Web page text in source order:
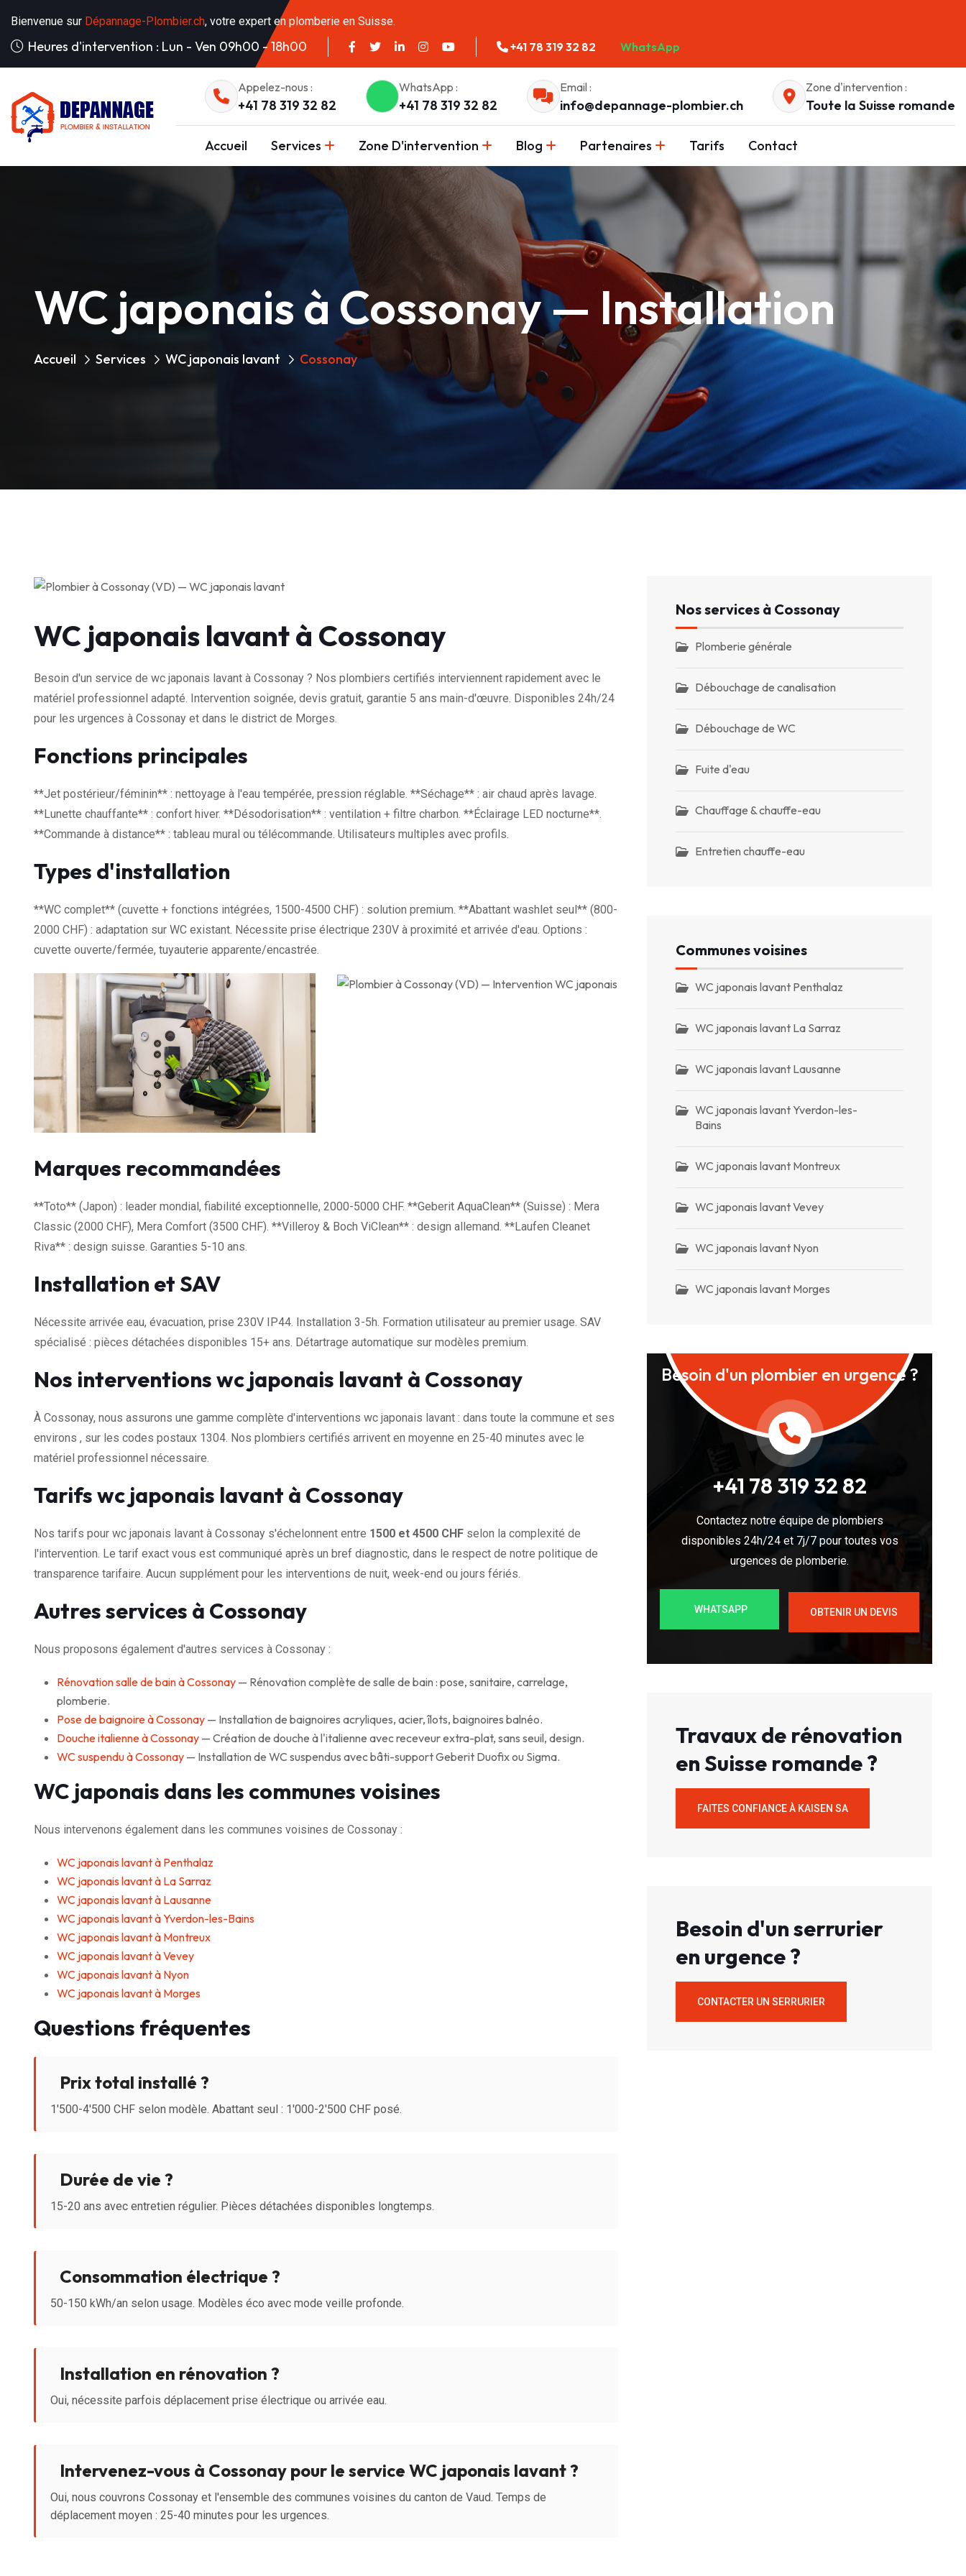
Bienvenue sur Dépannage-Plombier.ch, votre expert en plomberie en Suisse.
Heures d'intervention : Lun - Ven 09h00 - 18h00 +41 78 319 32 82 WhatsApp
Appelez-nous :
+41 78 319 32 82
WhatsApp :
+41 78 319 32 82
Email :
info@depannage-plombier.ch
Zone d'intervention :
Toute la Suisse romande
Accueil Services Zone D'intervention Blog Partenaires Tarifs Contact
WC japonais à Cossonay — Installation
Accueil Services WC japonais lavant Cossonay
WC japonais lavant à Cossonay
Besoin d'un service de wc japonais lavant à Cossonay ? Nos plombiers certifiés interviennent rapidement avec le
matériel professionnel adapté. Intervention soignée, devis gratuit, garantie 5 ans main-d'œuvre. Disponibles 24h/24
pour les urgences à Cossonay et dans le district de Morges.
Fonctions principales
**Jet postérieur/féminin** : nettoyage à l'eau tempérée, pression réglable. **Séchage** : air chaud après lavage.
**Lunette chauffante** : confort hiver. **Désodorisation** : ventilation + filtre charbon. **Éclairage LED nocturne**.
**Commande à distance** : tableau mural ou télécommande. Utilisateurs multiples avec profils.
Types d'installation
**WC complet** (cuvette + fonctions intégrées, 1500-4500 CHF) : solution premium. **Abattant washlet seul** (800-
2000 CHF) : adaptation sur WC existant. Nécessite prise électrique 230V à proximité et arrivée d'eau. Options :
cuvette ouverte/fermée, tuyauterie apparente/encastrée.
Marques recommandées
**Toto** (Japon) : leader mondial, fiabilité exceptionnelle, 2000-5000 CHF. **Geberit AquaClean** (Suisse) : Mera
Classic (2000 CHF), Mera Comfort (3500 CHF). **Villeroy & Boch ViClean** : design allemand. **Laufen Cleanet
Riva** : design suisse. Garanties 5-10 ans.
Installation et SAV
Nécessite arrivée eau, évacuation, prise 230V IP44. Installation 3-5h. Formation utilisateur au premier usage. SAV
spécialisé : pièces détachées disponibles 15+ ans. Détartrage automatique sur modèles premium.
Nos interventions wc japonais lavant à Cossonay
À Cossonay, nous assurons une gamme complète d'interventions wc japonais lavant : dans toute la commune et ses
environs , sur les codes postaux 1304. Nos plombiers certifiés arrivent en moyenne en 25-40 minutes avec le
matériel professionnel nécessaire.
Tarifs wc japonais lavant à Cossonay
Nos tarifs pour wc japonais lavant à Cossonay s'échelonnent entre 1500 et 4500 CHF selon la complexité de
l'intervention. Le tarif exact vous est communiqué après un bref diagnostic, dans le respect de notre politique de
transparence tarifaire. Aucun supplément pour les interventions de nuit, week-end ou jours fériés.
Autres services à Cossonay
Nous proposons également d'autres services à Cossonay :
Rénovation salle de bain à Cossonay — Rénovation complète de salle de bain : pose, sanitaire, carrelage,
plomberie.
Pose de baignoire à Cossonay — Installation de baignoires acryliques, acier, îlots, baignoires balnéo.
Douche italienne à Cossonay — Création de douche à l'italienne avec receveur extra-plat, sans seuil, design.
WC suspendu à Cossonay — Installation de WC suspendus avec bâti-support Geberit Duofix ou Sigma.
WC japonais dans les communes voisines
Nous intervenons également dans les communes voisines de Cossonay :
WC japonais lavant à Penthalaz
WC japonais lavant à La Sarraz
WC japonais lavant à Lausanne
WC japonais lavant à Yverdon-les-Bains
WC japonais lavant à Montreux
WC japonais lavant à Vevey
WC japonais lavant à Nyon
WC japonais lavant à Morges
Questions fréquentes
Prix total installé ?
1'500-4'500 CHF selon modèle. Abattant seul : 1'000-2'500 CHF posé.
Durée de vie ?
15-20 ans avec entretien régulier. Pièces détachées disponibles longtemps.
Consommation électrique ?
50-150 kWh/an selon usage. Modèles éco avec mode veille profonde.
Installation en rénovation ?
Oui, nécessite parfois déplacement prise électrique ou arrivée eau.
Intervenez-vous à Cossonay pour le service WC japonais lavant ?
Oui, nous couvrons Cossonay et l'ensemble des communes voisines du canton de Vaud. Temps de
déplacement moyen : 25-40 minutes pour les urgences.
Nos services à Cossonay
Plomberie générale
Débouchage de canalisation
Débouchage de WC
Fuite d'eau
Chauffage & chauffe-eau
Entretien chauffe-eau
Communes voisines
WC japonais lavant Penthalaz
WC japonais lavant La Sarraz
WC japonais lavant Lausanne
WC japonais lavant Yverdon-les-
Bains
WC japonais lavant Montreux
WC japonais lavant Vevey
WC japonais lavant Nyon
WC japonais lavant Morges
Besoin d'un plombier en urgence ?
+41 78 319 32 82
Contactez notre équipe de plombiers
disponibles 24h/24 et 7j/7 pour toutes vos
urgences de plomberie.
WHATSAPP OBTENIR UN DEVIS
Travaux de rénovation
en Suisse romande ?
FAITES CONFIANCE À KAISEN SA
Besoin d'un serrurier
en urgence ?
CONTACTER UN SERRURIER